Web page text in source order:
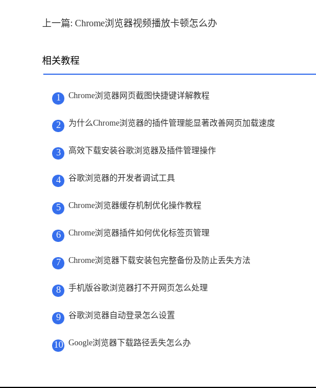
上一篇: Chrome浏览器视频播放卡顿怎么办
相关教程
1 Chrome浏览器网页截图快捷键详解教程
2 为什么Chrome浏览器的插件管理能显著改善网页加载速度
3 高效下载安装谷歌浏览器及插件管理操作
4 谷歌浏览器的开发者调试工具
5 Chrome浏览器缓存机制优化操作教程
6 Chrome浏览器插件如何优化标签页管理
7 Chrome浏览器下载安装包完整备份及防止丢失方法
8 手机版谷歌浏览器打不开网页怎么处理
9 谷歌浏览器自动登录怎么设置
10 Google浏览器下载路径丢失怎么办